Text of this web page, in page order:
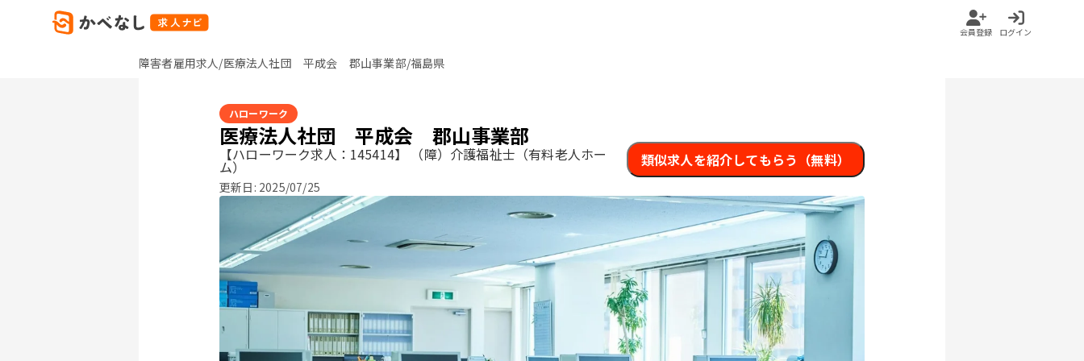
会員登録 ログイン
障害者雇用求人/医療法人社団 平成会 郡山事業部/福島県
ハローワーク
医療法人社団 平成会 郡山事業部
【ハローワーク求人：145414】 （障）介護福祉士（有料老人ホー
ム）
更新日: 2025/07/25
類似求人を紹介してもらう（無料）